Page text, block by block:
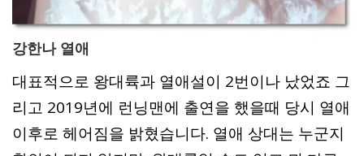
강한나 열애
대표적으로 왕대륙과 열애설이 2번이나 났었죠 그
리고 2019년에 런닝맨에 출연을 했을때 당시 열애
이후로 헤어짐을 밝혔습니다. 열애 상대는 누군지